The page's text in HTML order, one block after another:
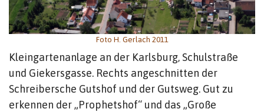
Foto H. Gerlach 2011
Kleingartenanlage an der Karlsburg, Schulstraße
und Giekersgasse. Rechts angeschnitten der
Schreibersche Gutshof und der Gutsweg. Gut zu
erkennen der „Prophetshof“ und das „Große